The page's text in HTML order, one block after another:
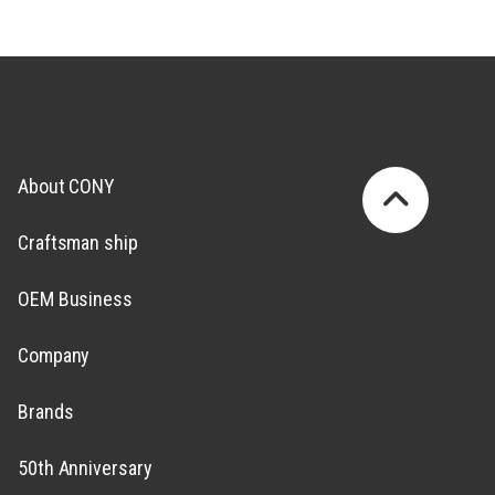
About CONY
Craftsman ship
OEM Business
Company
Brands
50th Anniversary